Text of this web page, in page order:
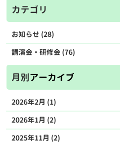
カテゴリ
お知らせ (28)
講演会・研修会 (76)
月別アーカイブ
2026年2月 (1)
2026年1月 (2)
2025年11月 (2)